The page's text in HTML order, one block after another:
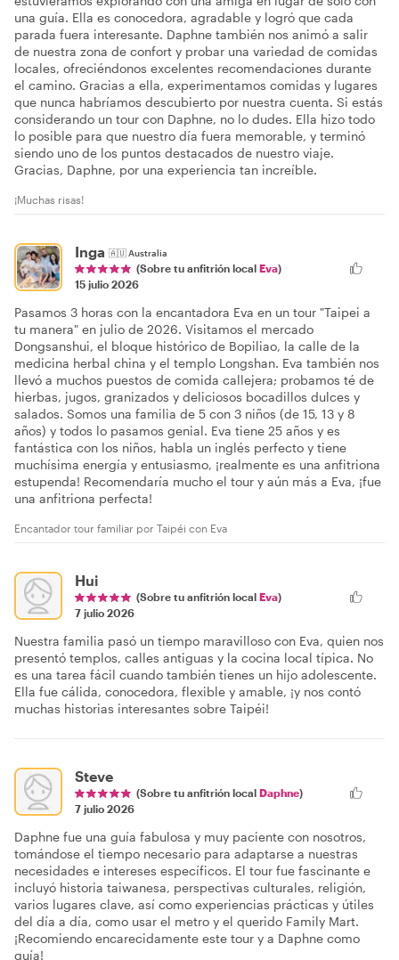
una guía. Ella es conocedora, agradable y logró que cada
parada fuera interesante. Daphne también nos animó a salir
de nuestra zona de confort y probar una variedad de comidas
locales, ofreciéndonos excelentes recomendaciones durante
el camino. Gracias a ella, experimentamos comidas y lugares
que nunca habríamos descubierto por nuestra cuenta. Si estás
considerando un tour con Daphne, no lo dudes. Ella hizo todo
lo posible para que nuestro día fuera memorable, y terminó
siendo uno de los puntos destacados de nuestro viaje.
Gracias, Daphne, por una experiencia tan increíble.
¡Muchas risas!
Inga 🇦🇺Australia
(Sobre tu anfitrión local Eva)
15 julio 2026
Pasamos 3 horas con la encantadora Eva en un tour "Taipei a
tu manera" en julio de 2026. Visitamos el mercado
Dongsanshui, el bloque histórico de Bopiliao, la calle de la
medicina herbal china y el templo Longshan. Eva también nos
llevó a muchos puestos de comida callejera; probamos té de
hierbas, jugos, granizados y deliciosos bocadillos dulces y
salados. Somos una familia de 5 con 3 niños (de 15, 13 y 8
años) y todos lo pasamos genial. Eva tiene 25 años y es
fantástica con los niños, habla un inglés perfecto y tiene
muchísima energía y entusiasmo, ¡realmente es una anfitriona
estupenda! Recomendaría mucho el tour y aún más a Eva, ¡fue
una anfitriona perfecta!
Encantador tour familiar por Taipéi con Eva
Hui
(Sobre tu anfitrión local Eva)
7 julio 2026
Nuestra familia pasó un tiempo maravilloso con Eva, quien nos
presentó templos, calles antiguas y la cocina local típica. No
es una tarea fácil cuando también tienes un hijo adolescente.
Ella fue cálida, conocedora, flexible y amable, ¡y nos contó
muchas historias interesantes sobre Taipéi!
Steve
(Sobre tu anfitrión local Daphne)
7 julio 2026
Daphne fue una guía fabulosa y muy paciente con nosotros,
tomándose el tiempo necesario para adaptarse a nuestras
necesidades e intereses específicos. El tour fue fascinante e
incluyó historia taiwanesa, perspectivas culturales, religión,
varios lugares clave, así como experiencias prácticas y útiles
del día a día, como usar el metro y el querido Family Mart.
¡Recomiendo encarecidamente este tour y a Daphne como
guía!